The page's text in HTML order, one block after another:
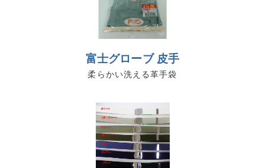
富士グローブ 皮手
柔らかい洗える革手袋